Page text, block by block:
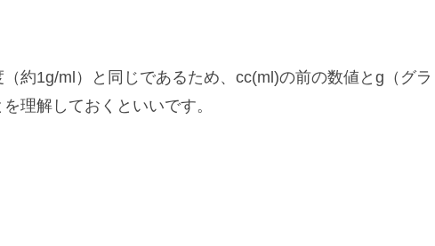
約1g/ml）と同じであるため、cc(ml)の前の数値とg（グラ
理解しておくといいです。